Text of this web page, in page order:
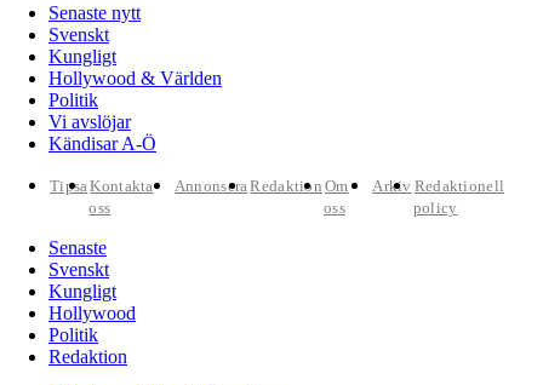
Senaste nytt
Svenskt
Kungligt
Hollywood & Världen
Politik
Vi avslöjar
Kändisar A-Ö
TipsaKontakta
oss
AnnonseraRedaktion Om
oss
Arkiv Redaktionell
policy
Senaste
Svenskt
Kungligt
Hollywood
Politik
Redaktion